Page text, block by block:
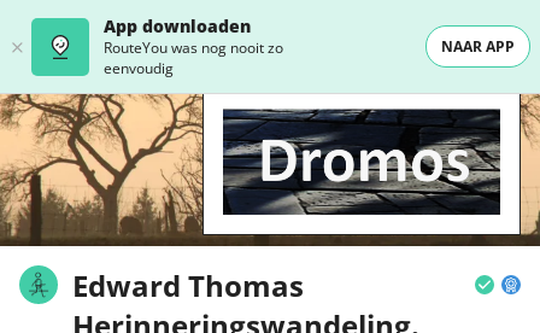
App downloaden
RouteYou was nog nooit zo
eenvoudig
NAAR APP
Edward Thomas